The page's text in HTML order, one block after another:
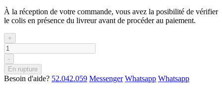
À la réception de votre commande, vous avez la posibilité de vérifier
le colis en présence du livreur avant de procéder au paiement.
+
-
En rupture
Besoin d'aide? 52.042.059 Messenger Whatsapp Whatsapp